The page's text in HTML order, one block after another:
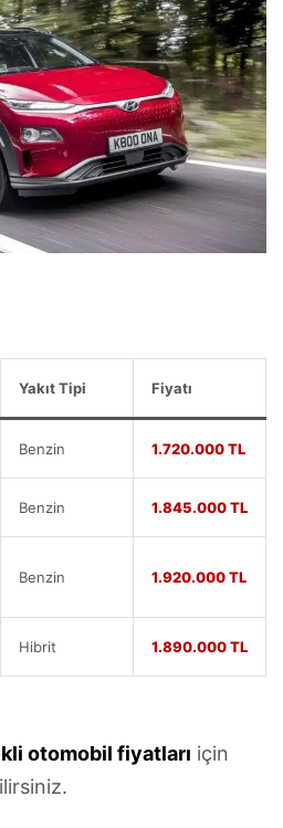
Yakıt Tipi Fiyatı
Benzin 1.720.000 TL
Benzin 1.845.000 TL
Benzin 1.920.000 TL
Hibrit 1.890.000 TL
otomobil fiyatları için